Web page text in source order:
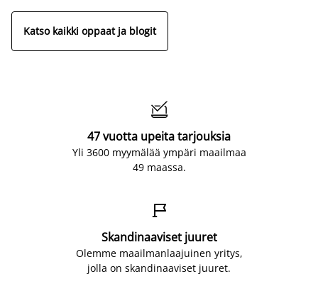
Katso kaikki oppaat ja blogit

47 vuotta upeita tarjouksia
Yli 3600 myymälää ympäri maailmaa
49 maassa.

Skandinaaviset juuret
Olemme maailmanlaajuinen yritys,
jolla on skandinaaviset juuret.